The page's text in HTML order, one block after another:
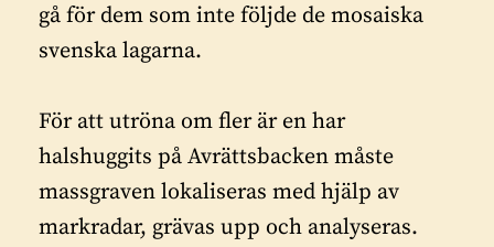
gå för dem som inte följde de mosaiska
svenska lagarna.
För att utröna om fler är en har
halshuggits på Avrättsbacken måste
massgraven lokaliseras med hjälp av
markradar, grävas upp och analyseras.